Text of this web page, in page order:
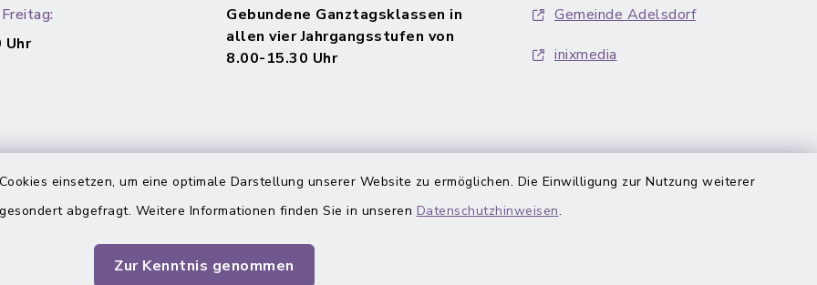
einsetzen, um eine optimale Darstellung unserer Website zu ermöglichen. Die Einwilligung zur Nutzung weiterer
abgefragt. Weitere Informationen finden Sie in unseren Datenschutzhinweisen.
Zur Kenntnis genommen
Uhr
Gebundene Ganztagsklassen in
allen vier Jahrgangsstufen von
8.00-15.30 Uhr
Gemeinde Adelsdorf
inixmedia